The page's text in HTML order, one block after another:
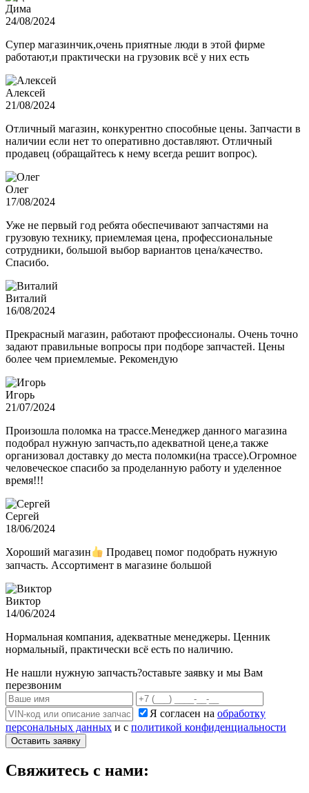
Дима
24/08/2024
Супер магазинчик,очень приятные люди в этой фирме
работают,и практически на грузовик всё у них есть
Алексей
21/08/2024
Отличный магазин, конкурентно способные цены. Запчасти в
наличии если нет то оперативно доставляют. Отличный
продавец (обращайтесь к нему всегда решит вопрос).
Олег
17/08/2024
Уже не первый год ребята обеспечивают запчастями на
грузовую технику, приемлемая цена, профессиональные
сотрудники, большой выбор вариантов цена/качество.
Спасибо.
Виталий
16/08/2024
Прекрасный магазин, работают профессионалы. Очень точно
задают правильные вопросы при подборе запчастей. Цены
более чем приемлемые. Рекомендую
Игорь
21/07/2024
Произошла поломка на трассе.Менеджер данного магазина
подобрал нужную запчасть,по адекватной цене,а также
организовал доставку до места поломки(на трассе).Огромное
человеческое спасибо за проделанную работу и уделенное
время!!!
Сергей
18/06/2024
Хороший магазин
Продавец помог подобрать нужную
запчасть. Ассортимент в магазине большой
Виктор
14/06/2024
Нормальная компания, адекватные менеджеры. Ценник
нормальный, практически всё есть по наличию.
Не нашли нужную запчасть?оставьте заявку и мы Вам
перезвоним
Я согласен на обработку
персональных данных и с политикой конфиденциальности
Оставить заявку
Свяжитесь с нами: